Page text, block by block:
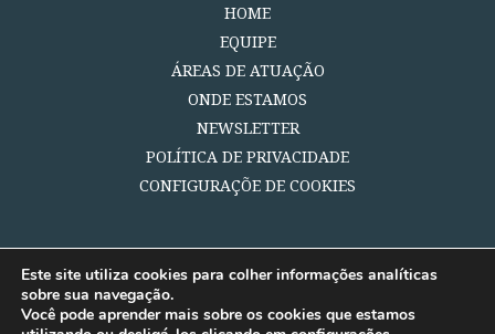
HOME
EQUIPE
ÁREAS DE ATUAÇÃO
ONDE ESTAMOS
NEWSLETTER
POLÍTICA DE PRIVACIDADE
CONFIGURAÇÕE DE COOKIES
Este site utiliza cookies para colher informações analíticas
sobre sua navegação.
Você pode aprender mais sobre os cookies que estamos